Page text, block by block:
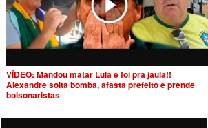
VÍDEO: Mandou matar Lula e foi pra jaula!!
Alexandre solta bomba, afasta prefeito e prende
bolsonaristas